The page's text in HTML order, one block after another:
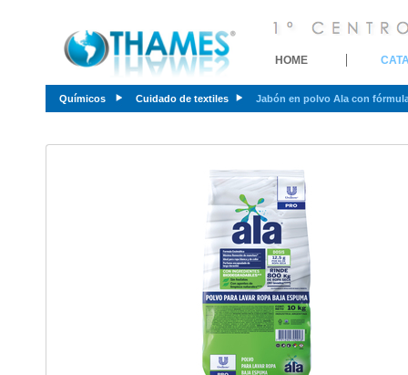
HOME
Químicos Cuidado de textiles Jabón en polvo Ala con